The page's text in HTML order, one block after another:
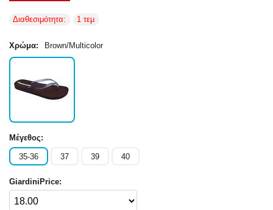
Διαθεσιμότητα: 1 τεμ
Χρώμα: Brown/Multicolor
Μέγεθος:
35-36 37 39 40
GiardiniPrice: